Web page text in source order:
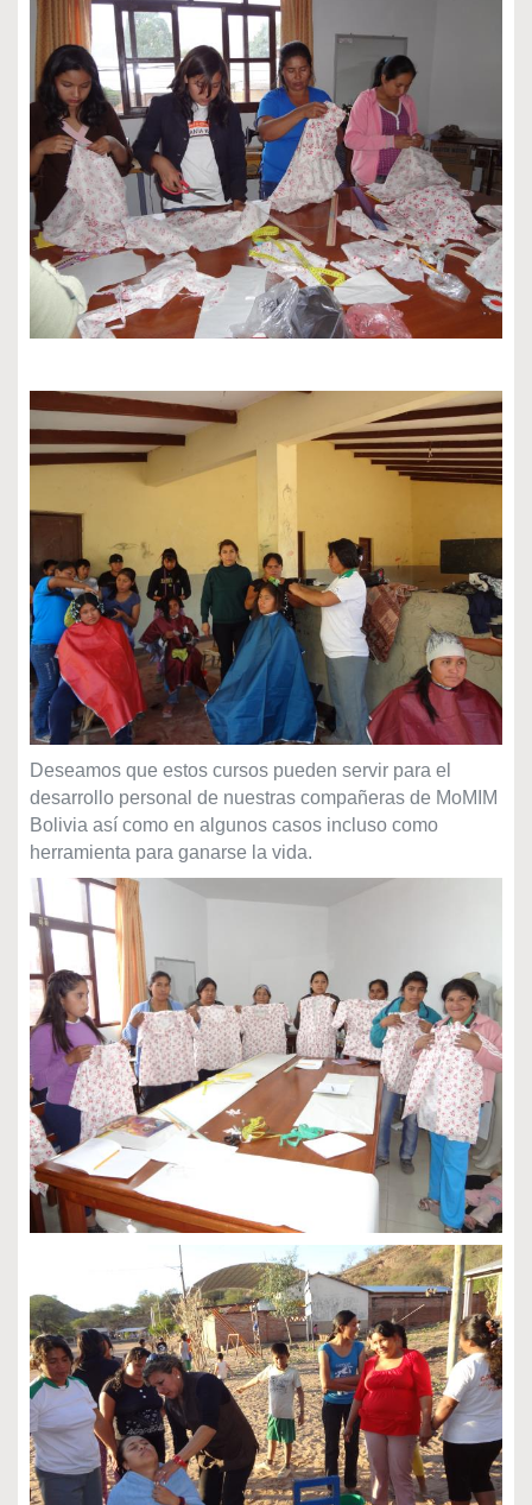
Deseamos que estos cursos pueden servir para el
desarrollo personal de nuestras compañeras de MoMIM
Bolivia así como en algunos casos incluso como
herramienta para ganarse la vida.